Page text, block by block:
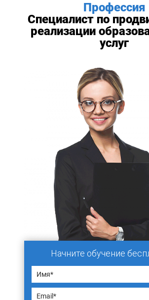
Профессия
Специалист по
реализации
услуг
Начните обучение